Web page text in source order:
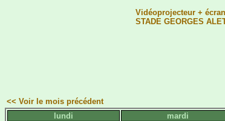
Vidéoprojecteur + écran
STADE GEORGES
<< Voir le mois précédent
lundi
mardi